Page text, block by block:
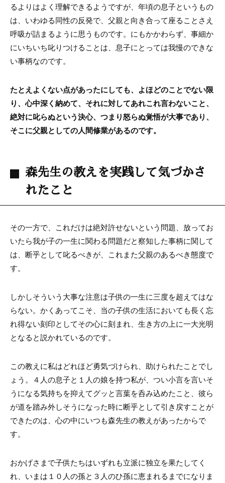
るよりはよく理解できるようですが、年頃の息子というもの
は、いわゆる同性の反発で、父親と向き合って座ることさえ
呼吸が詰まるように思うものです。にもかかわらず、事細か
にいちいち叱りつけることは、息子にとっては我慢のできな
い事柄なのです。
たとえよくない点があったにしても、よほどのことでない限
り、心中深く納めて、それに対してあれこれ言わないこと、
絶対に叱らぬという決心、つまり怒らぬ覚悟が大事であり、
そこに父親としての人間修業があるのです。
森先生の教えを実践して気づかさ
れたこと
その一方で、これだけは絶対許せないという問題、放ってお
いたら我が子の一生に関わる問題だと察知した事柄に関して
は、断乎として叱るべきが、これまた父親のあるべき態度で
す。
しかしそういう大事な注意は子供の一生に三度を超えてはな
らない。かくあってこそ、当の子供の生活においても長く忘
れ得ない刻印としてその心に刻まれ、生き方の上に一大光明
となると説かれているのです。
この教えに私はどれほど勇気づけられ、助けられたことでし
ょう。４人の息子と１人の娘を持つ私が、つい小言を言いそ
うになる気持ちを抑えてグッと言葉を呑み込めたこと、彼ら
が道を踏み外しそうになった時に断乎として引き戻すことが
できたのは、心の中にいつも森先生の教えがあったからで
す。
おかげさまで子供たちはいずれも立派に独立を果たしてく
れ、いまは１０人の孫と３人のひ孫に恵まれるまでになりま